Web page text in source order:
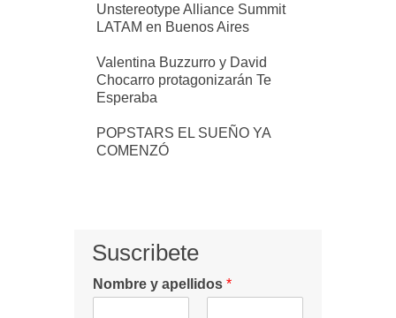
Unstereotype Alliance Summit
LATAM en Buenos Aires
Valentina Buzzurro y David
Chocarro protagonizarán Te
Esperaba
POPSTARS EL SUEÑO YA
COMENZÓ
Suscribete
Nombre y apellidos *